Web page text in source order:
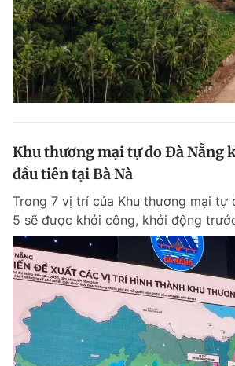
Khu thương mại tự do Đà Nẵng
đầu tiên tại Bà Nà
Trong 7 vị trí của Khu thương mại tự
5 sẽ được khởi công, khởi động